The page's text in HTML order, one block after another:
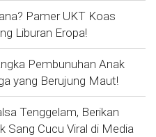
Pamer UKT Koas
Liburan Eropa!
Pembunuhan Anak
yang Berujung Maut!
Tenggelam, Berikan
Sang Cucu Viral di Media